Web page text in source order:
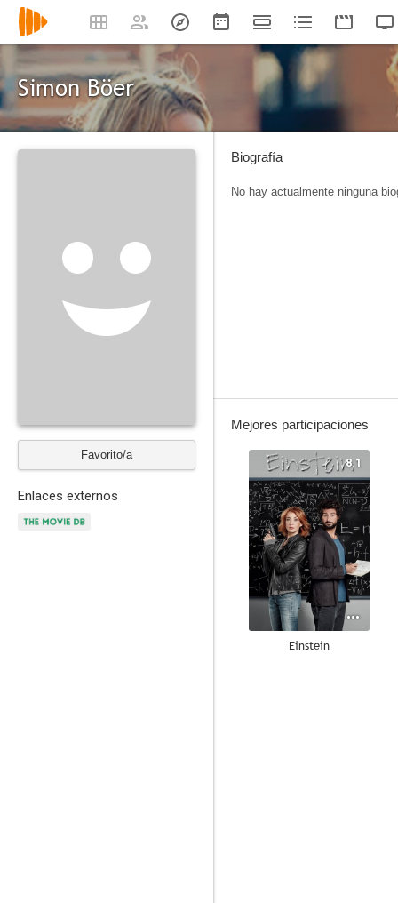
Simon Böer
Favorito/a
Enlaces externos
Biografía
No hay actualmente ninguna
Mejores participaciones
8.1
Einstein